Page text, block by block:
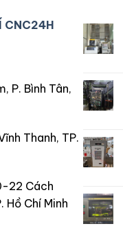
CNC24H
P. Bình Tân,
Thanh, TP.
22 Cách
Hồ Chí Minh